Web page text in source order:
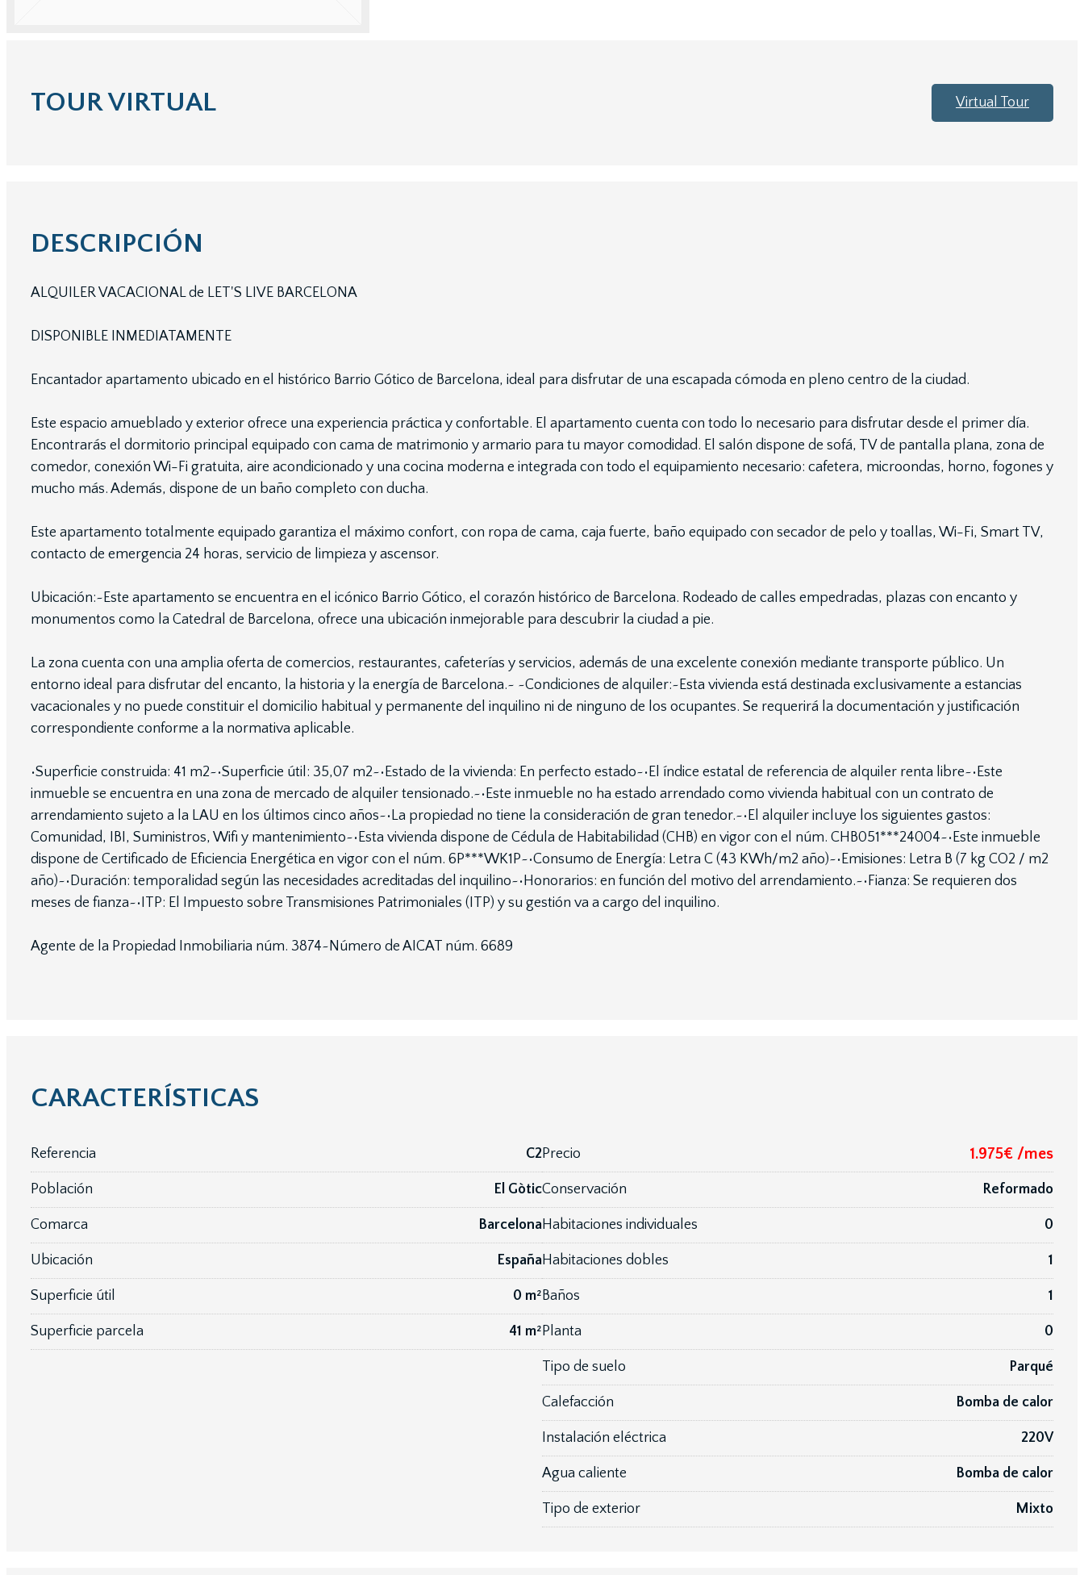
TOUR VIRTUAL Virtual Tour
DESCRIPCIÓN
ALQUILER VACACIONAL de LET'S LIVE BARCELONA
DISPONIBLE INMEDIATAMENTE
Encantador apartamento ubicado en el histórico Barrio Gótico de Barcelona, ideal para disfrutar de una escapada cómoda en pleno centro de la ciudad.
Este espacio amueblado y exterior ofrece una experiencia práctica y confortable. El apartamento cuenta con todo lo necesario para disfrutar desde el primer día.
Encontrarás el dormitorio principal equipado con cama de matrimonio y armario para tu mayor comodidad. El salón dispone de sofá, TV de pantalla plana, zona de
comedor, conexión Wi-Fi gratuita, aire acondicionado y una cocina moderna e integrada con todo el equipamiento necesario: cafetera, microondas, horno, fogones y
mucho más. Además, dispone de un baño completo con ducha.
Este apartamento totalmente equipado garantiza el máximo confort, con ropa de cama, caja fuerte, baño equipado con secador de pelo y toallas, Wi-Fi, Smart TV,
contacto de emergencia 24 horas, servicio de limpieza y ascensor.
Ubicación:~Este apartamento se encuentra en el icónico Barrio Gótico, el corazón histórico de Barcelona. Rodeado de calles empedradas, plazas con encanto y
monumentos como la Catedral de Barcelona, ofrece una ubicación inmejorable para descubrir la ciudad a pie.
La zona cuenta con una amplia oferta de comercios, restaurantes, cafeterías y servicios, además de una excelente conexión mediante transporte público. Un
entorno ideal para disfrutar del encanto, la historia y la energía de Barcelona.~ ~Condiciones de alquiler:~Esta vivienda está destinada exclusivamente a estancias
vacacionales y no puede constituir el domicilio habitual y permanente del inquilino ni de ninguno de los ocupantes. Se requerirá la documentación y justificación
correspondiente conforme a la normativa aplicable.
•Superficie construida: 41 m2~•Superficie útil: 35,07 m2~•Estado de la vivienda: En perfecto estado~•El índice estatal de referencia de alquiler renta libre~•Este
inmueble se encuentra en una zona de mercado de alquiler tensionado.~•Este inmueble no ha estado arrendado como vivienda habitual con un contrato de
arrendamiento sujeto a la LAU en los últimos cinco años~•La propiedad no tiene la consideración de gran tenedor.~•El alquiler incluye los siguientes gastos:
Comunidad, IBI, Suministros, Wifi y mantenimiento~•Esta vivienda dispone de Cédula de Habitabilidad (CHB) en vigor con el núm. CHB051***24004~•Este inmueble
dispone de Certificado de Eficiencia Energética en vigor con el núm. 6P***WK1P~•Consumo de Energía: Letra C (43 KWh/m2 año)~•Emisiones: Letra B (7 kg CO2 / m2
año)~•Duración: temporalidad según las necesidades acreditadas del inquilino~•Honorarios: en función del motivo del arrendamiento.~•Fianza: Se requieren dos
meses de fianza~•ITP: El Impuesto sobre Transmisiones Patrimoniales (ITP) y su gestión va a cargo del inquilino.
Agente de la Propiedad Inmobiliaria núm. 3874~Número de AICAT núm. 6689
CARACTERÍSTICAS
Referencia C2
Población El Gòtic
Comarca Barcelona
Ubicación España
Superficie útil 0 m²
Superficie parcela 41 m²
Precio 1.975€ /mes
Conservación Reformado
Habitaciones individuales 0
Habitaciones dobles 1
Baños 1
Planta 0
Tipo de suelo Parqué
Calefacción Bomba de calor
Instalación eléctrica 220V
Agua caliente Bomba de calor
Tipo de exterior Mixto